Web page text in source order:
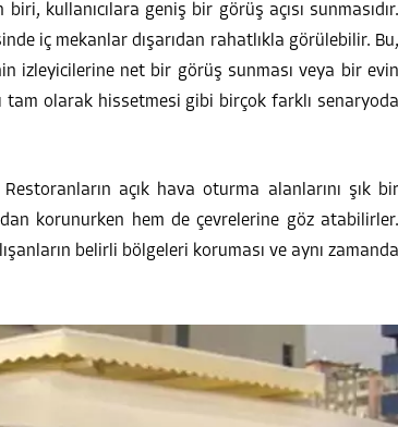
kullanıcılara geniş bir görüş açısı sunmasıdır.
iç mekanlar dışarıdan rahatlıkla görülebilir. Bu,
izleyicilerine net bir görüş sunması veya bir evin
tam olarak hissetmesi gibi birçok farklı senaryoda
açık hava oturma alanlarını şık bir
korunurken hem de çevrelerine göz atabilirler.
belirli bölgeleri koruması ve aynı zamanda